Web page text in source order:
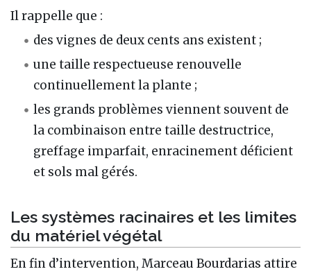
Il rappelle que :
des vignes de deux cents ans existent ;
une taille respectueuse renouvelle
continuellement la plante ;
les grands problèmes viennent souvent de
la combinaison entre taille destructrice,
greffage imparfait, enracinement déficient
et sols mal gérés.
Les systèmes racinaires et les limites
du matériel végétal
En fin d’intervention, Marceau Bourdarias attire